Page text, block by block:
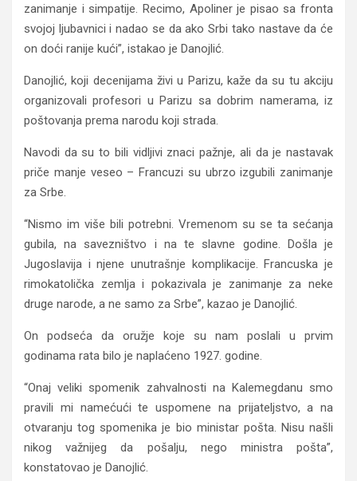
zanimanje i simpatije. Recimo, Apoliner je pisao sa fronta
svojoj ljubavnici i nadao se da ako Srbi tako nastave da će
on doći ranije kući”, istakao je Danojlić.
Danojlić, koji decenijama živi u Parizu, kaže da su tu akciju
organizovali profesori u Parizu sa dobrim namerama, iz
poštovanja prema narodu koji strada.
Navodi da su to bili vidljivi znaci pažnje, ali da je nastavak
priče manje veseo – Francuzi su ubrzo izgubili zanimanje
za Srbe.
“Nismo im više bili potrebni. Vremenom su se ta sećanja
gubila, na savezništvo i na te slavne godine. Došla je
Jugoslavija i njene unutrašnje komplikacije. Francuska je
rimokatolička zemlja i pokazivala je zanimanje za neke
druge narode, a ne samo za Srbe”, kazao je Danojlić.
On podseća da oružje koje su nam poslali u prvim
godinama rata bilo je naplaćeno 1927. godine.
“Onaj veliki spomenik zahvalnosti na Kalemegdanu smo
pravili mi namećući te uspomene na prijateljstvo, a na
otvaranju tog spomenika je bio ministar pošta. Nisu našli
nikog važnijeg da pošalju, nego ministra pošta”,
konstatovao je Danojlić.